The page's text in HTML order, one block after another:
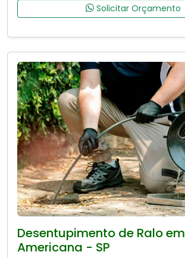
Solicitar Orçamento
Desentupimento de Ralo em
Americana - SP